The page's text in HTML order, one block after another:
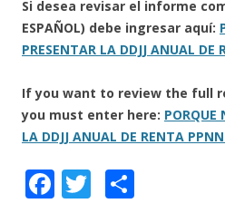
Si desea revisar el informe
ESPAÑOL) debe ingresar aquí:
PRESENTAR LA DDJJ ANUAL DE
If you want to review the full
you must enter here: PORQUE
LA DDJJ ANUAL DE RENTA
F T